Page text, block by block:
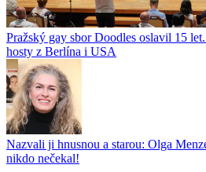
Pražský gay sbor Doodles oslavil 15
hosty z Berlína i USA
Nazvali ji hnusnou a starou: Olga
nikdo nečekal!